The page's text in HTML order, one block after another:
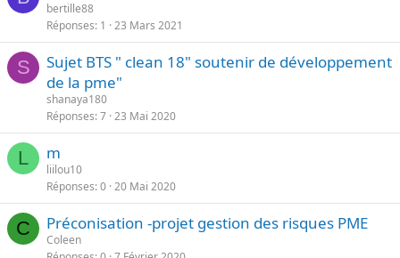
bertille88
Réponses 1 23 Mars 2021
S
Sujet BTS " clean 18" soutenir de développement
de la pme"
shanaya180
Réponses 7 23 Mai 2020
L m
liilou10
Réponses 0 20 Mai 2020
C Préconisation -projet gestion des risques PME
Coleen